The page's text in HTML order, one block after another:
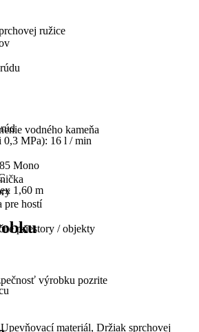
ružice
vodného kameňa
hostí
priestory / objekty
materiál, Držiak sprchovej
0,3 MPa): 16 l / min
Mono
1,60 m
výrobku pozrite